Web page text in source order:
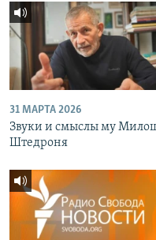
31 МАРТА 2026
Звуки и смыслы му
Штедроня